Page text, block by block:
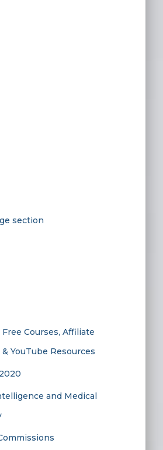
section
Courses, Affiliate
YouTube Resources
and Medical